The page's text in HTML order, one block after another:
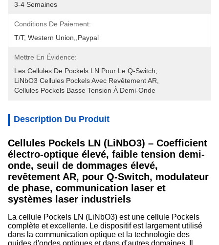
3-4 Semaines
Conditions De Paiement:
T/T, Western Union,,Paypal
Mettre En Évidence:
Les Cellules De Pockels LN Pour Le Q-Switch
LiNbO3 Cellules Pockels Avec Revêtement AR
Cellules Pockels Basse Tension À Demi-Onde
Description Du Produit
Cellules Pockels LN (LiNbO3) – Coefficient
électro-optique élevé, faible tension demi-
onde, seuil de dommages élevé,
revêtement AR, pour Q-Switch, modulateur
de phase, communication laser et
systèmes laser industriels
La cellule Pockels LN (LiNbO3) est une cellule Pockels
complète et excellente. Le dispositif est largement utilisé
dans la communication optique et la technologie des
guides d'ondes optiques et dans d'autres domaines. Il